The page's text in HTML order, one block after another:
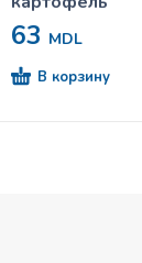
63 MDL
В корзину